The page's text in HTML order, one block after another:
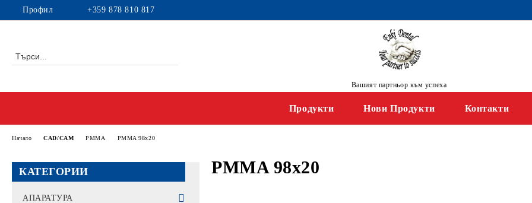
Профил +359 878 810 817
Вашият партньор към успеха
Продукти Нови Продукти Контакти
КАТЕГОРИИ
АПАРАТУРА
Начало CAD/CAM PMMA PMMA 98x20
PMMA 98x20